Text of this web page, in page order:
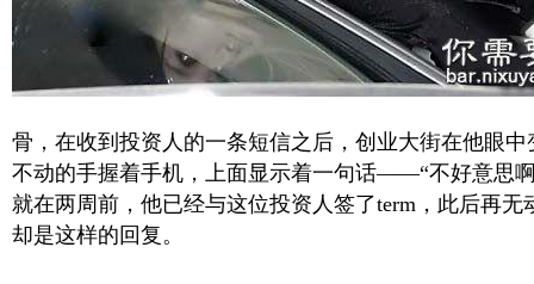
骨，在收到投资人的一条短信之后，创业大街在他眼
不动的手握着手机，上面显示着一句话——“不好意思
就在两周前，他已经与这位投资人签了term，此后再无
却是这样的回复。